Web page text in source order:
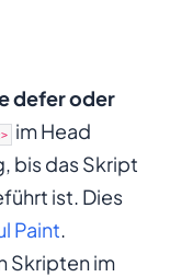
defer oder
im Head
bis das Skript
ist. Dies
Paint.
Skripten im